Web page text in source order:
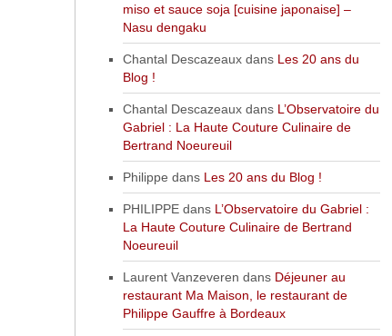
miso et sauce soja [cuisine japonaise] –
Nasu dengaku
Chantal Descazeauxdans Les 20 ans du
Blog !
Chantal Descazeauxdans L’Observatoire du
Gabriel : La Haute Couture Culinaire de
Bertrand Noeureuil
Philippe dans Les 20 ans du Blog !
PHILIPPEdans L’Observatoire du Gabriel :
La Haute Couture Culinaire de Bertrand
Noeureuil
Laurent Vanzeveren dans Déjeuner au
restaurant Ma Maison, le restaurant de
Philippe Gauffre à Bordeaux